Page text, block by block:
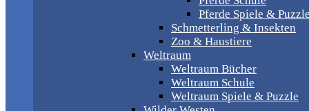
Pferde Spiele & Puzzle
Schmetterling & Insekten
Zoo & Haustiere
Weltraum
Weltraum Bücher
Weltraum Schule
Weltraum Spiele & Puzzle